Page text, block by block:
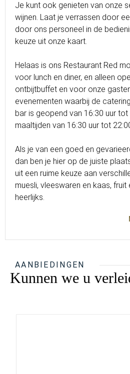
Je kunt ook genieten van onze
wijnen. Laat je verrassen door
door ons personeel in de
keuze uit onze kaart.
Helaas is ons Restaurant Red
voor lunch en diner, en alleen
ontbijtbuffet en voor onze
evenementen waarbij de
bar is geopend van 16:30 uur
maaltijden van 16:30 uur tot
Als je van een goed en
dan ben je hier op de juiste
uit een ruime keuze aan
muesli, vleeswaren en kaas,
heerlijks.
AANBIEDINGEN
Kunnen we u